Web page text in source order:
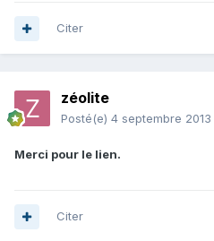
Citer
zéolite
Posté(e) 4 septembre 2013
Merci pour le lien.
Citer